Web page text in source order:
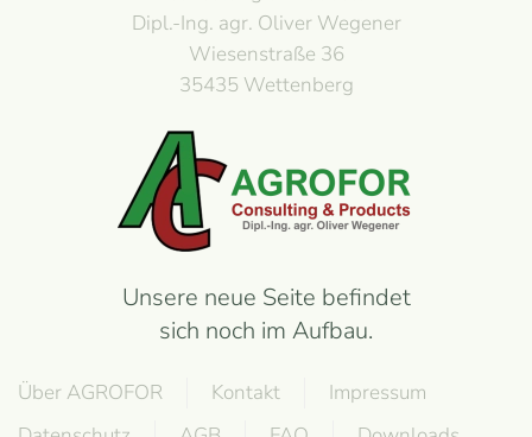
Dipl.-Ing. agr. Oliver Wegener
Wiesenstraße 36
35435 Wettenberg
Unsere neue Seite befindet
sich noch im Aufbau.
Über AGROFOR Kontakt
Impressum